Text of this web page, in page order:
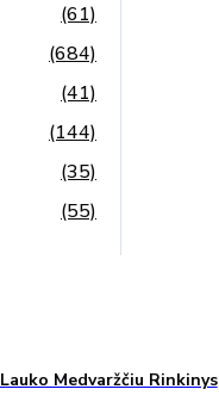
(61)
(684)
(41)
(144)
(35)
(55)
Lauko Medvaržčiu Rinkinys